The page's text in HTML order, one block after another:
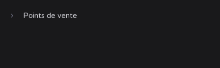
Points de vente